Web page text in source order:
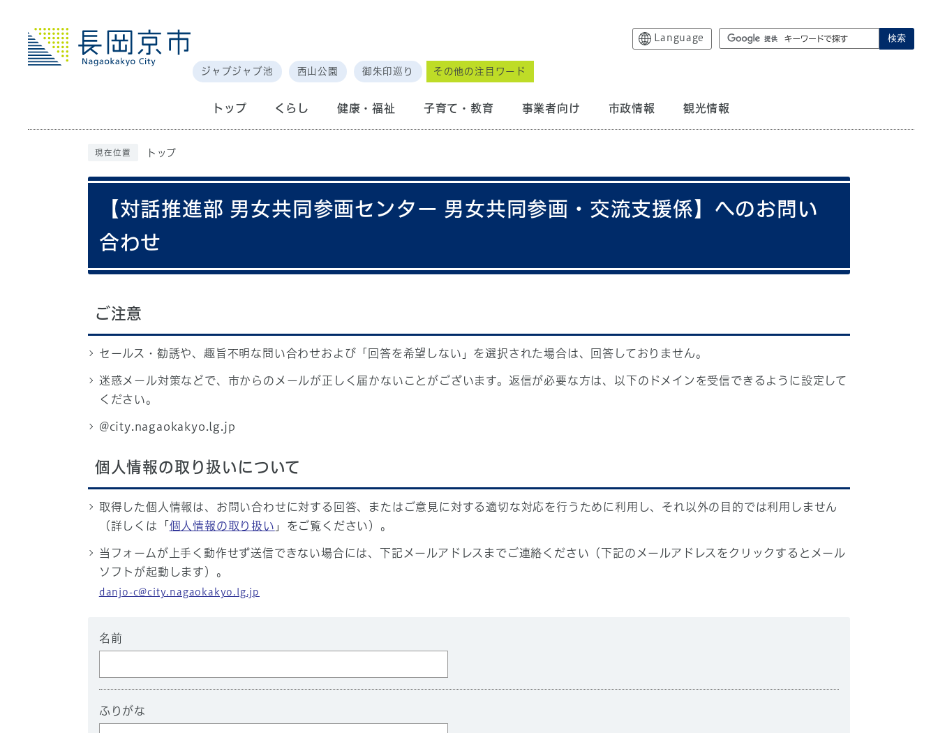
Language 検索
ジャブジャブ池 西山公園 御朱印巡り その他の注目ワード
トップ くらし 健康・福祉 子育て・教育 事業者向け 市政情報 観光情報
現在位置 トップ
【対話推進部 男女共同参画センター 男女共同参画・交流支援係】へのお問い
合わせ
ご注意
セールス・勧誘や、趣旨不明な問い合わせおよび「回答を希望しない」を選択された場合は、回答しておりません。
迷惑メール対策などで、市からのメールが正しく届かないことがございます。返信が必要な方は、以下のドメインを受信できるように設定して
ください。
@city.nagaokakyo.lg.jp
個人情報の取り扱いについて
取得した個人情報は、お問い合わせに対する回答、またはご意見に対する適切な対応を行うために利用し、それ以外の目的では利用しません
（詳しくは「 個人情報の取り扱い 」をご覧ください）。
当フォームが上手く動作せず送信できない場合には、下記メールアドレスまでご連絡ください（下記のメールアドレスをクリックするとメール
ソフトが起動します）。
danjo-c@city.nagaokakyo.lg.jp
名前
ふりがな